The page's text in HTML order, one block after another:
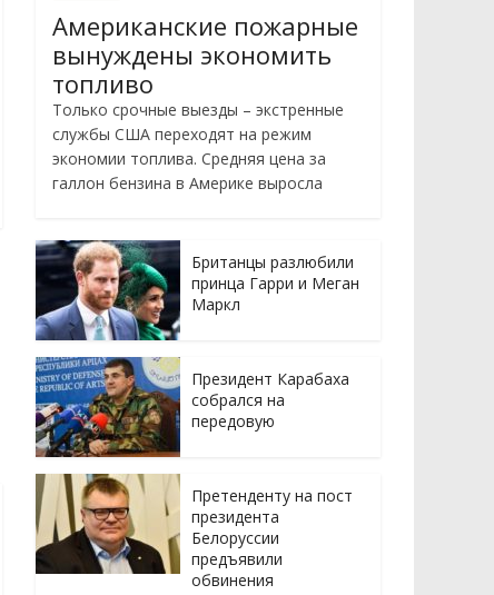
Американские пожарные
вынуждены экономить
топливо
Только срочные выезды – экстренные
службы США переходят на режим
экономии топлива. Средняя цена за
галлон бензина в Америке выросла
Британцы разлюбили
принца Гарри и Меган
Маркл
Президент Карабаха
собрался на
передовую
Претенденту на пост
президента
Белоруссии
предъявили
обвинения